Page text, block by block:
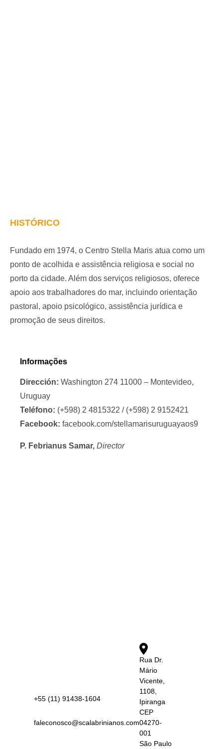
HISTÓRICO
Fundado em 1974, o Centro Stella Maris atua como um
ponto de acolhida e assistência religiosa e social no
porto da cidade. Além dos serviços religiosos, oferece
apoio aos trabalhadores do mar, incluindo orientação
pastoral, apoio psicológico, assistência jurídica e
promoção de seus direitos.
Informações
Dirección: Washington 274 11000 – Montevideo,
Uruguay
Teléfono: (+598) 2 4815322 / (+598) 2 9152421
Facebook: facebook.com/stellamarisuruguayaos9
P. Febrianus Samar, Director
+55 (11) 91438-1604
faleconosco@scalabrinianos.com
Rua Dr.
Mário
Vicente,
1108,
Ipiranga
CEP
04270-
001
São Paulo